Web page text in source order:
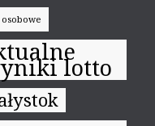
osobowe
lotto